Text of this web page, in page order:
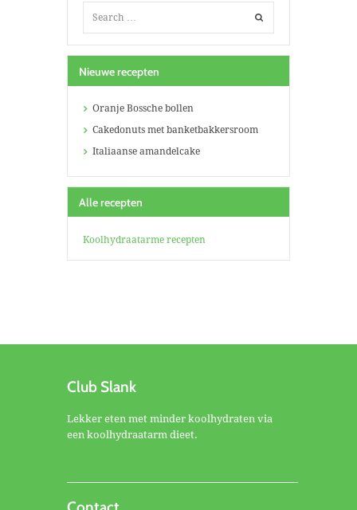
Nieuwe recepten
Oranje Bossche bollen
Cakedonuts met banketbakkersroom
Italiaanse amandelcake
Alle recepten
Koolhydraatarme recepten
Club Slank
Lekker eten met minder koolhydraten via
een koolhydraatarm dieet.